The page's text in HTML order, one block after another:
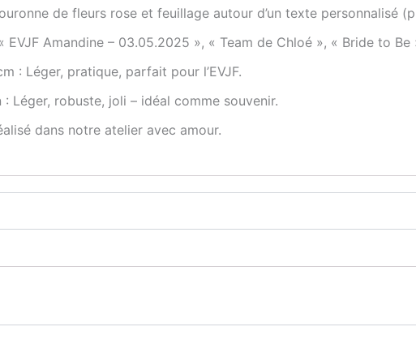
+
–
Mariée
ou
Vie
de
de fleurs rose et feuillage autour d’un texte personnalisé
Amandine – 03.05.2025 », « Team de Chloé », « Bride to Be
: Léger, pratique, parfait pour l’EVJF.
Léger, robuste, joli – idéal comme souvenir.
dans notre atelier avec amour.